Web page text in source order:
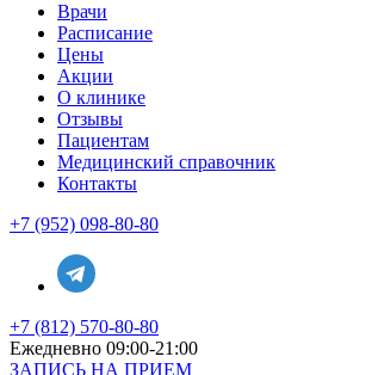
Врачи
Расписание
Цены
Акции
О клинике
Отзывы
Пациентам
Медицинский справочник
Контакты
+7 (952) 098-80-80
+7 (812) 570-80-80
Ежедневно 09:00-21:00
ЗАПИСЬ НА ПРИЕМ